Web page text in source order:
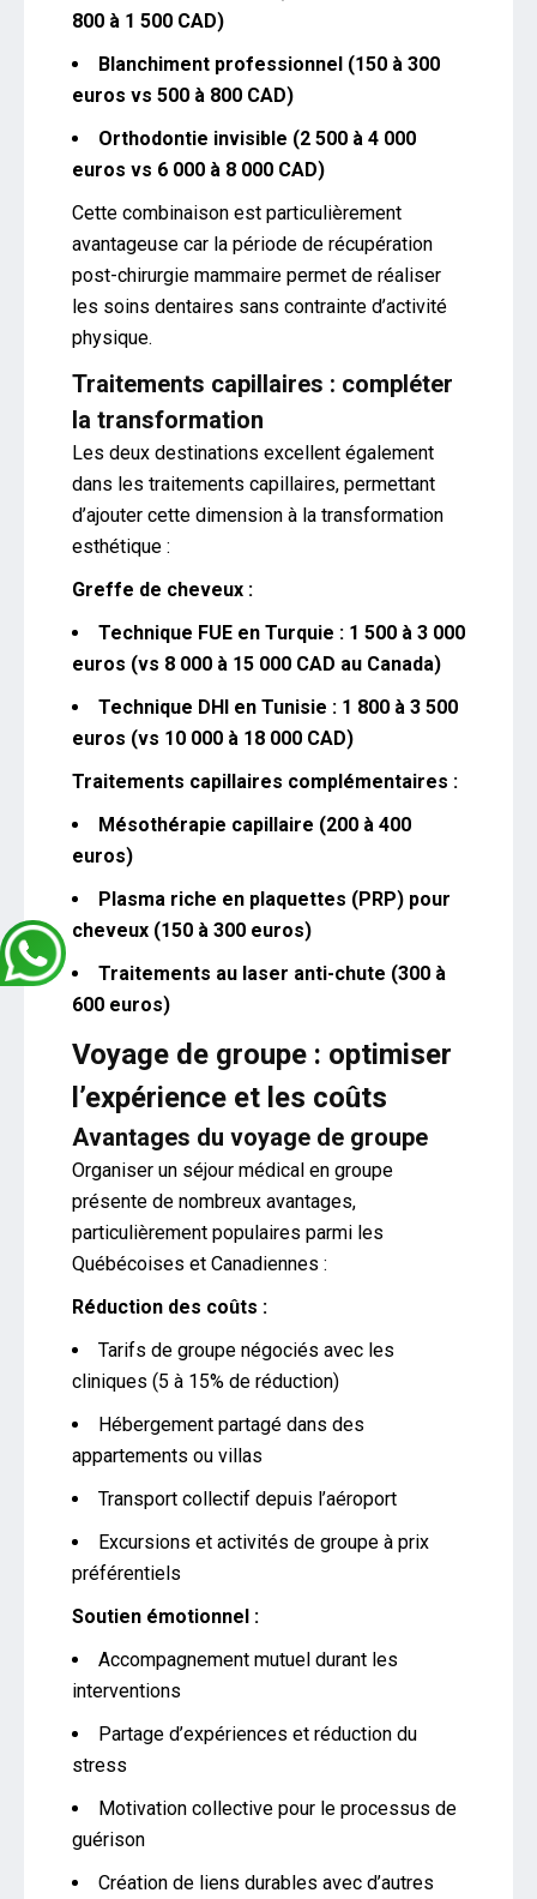
800 à 1 500 CAD)
Blanchiment professionnel (150 à 300
euros vs 500 à 800 CAD)
Orthodontie invisible (2 500 à 4 000
euros vs 6 000 à 8 000 CAD)
Cette combinaison est particulièrement
avantageuse car la période de récupération
post-chirurgie mammaire permet de réaliser
les soins dentaires sans contrainte d’activité
physique.
Traitements capillaires : compléter
la transformation
Les deux destinations excellent également
dans les traitements capillaires, permettant
d’ajouter cette dimension à la transformation
esthétique :
Greffe de cheveux :
Technique FUE en Turquie : 1 500 à 3 000
euros (vs 8 000 à 15 000 CAD au Canada)
Technique DHI en Tunisie : 1 800 à 3 500
euros (vs 10 000 à 18 000 CAD)
Traitements capillaires complémentaires :
Mésothérapie capillaire (200 à 400
euros)
Plasma riche en plaquettes (PRP) pour
cheveux (150 à 300 euros)
Traitements au laser anti-chute (300 à
600 euros)
Voyage de groupe : optimiser
l’expérience et les coûts
Avantages du voyage de groupe
Organiser un séjour médical en groupe
présente de nombreux avantages,
particulièrement populaires parmi les
Québécoises et Canadiennes :
Réduction des coûts :
Tarifs de groupe négociés avec les
cliniques (5 à 15% de réduction)
Hébergement partagé dans des
appartements ou villas
Transport collectif depuis l’aéroport
Excursions et activités de groupe à prix
préférentiels
Soutien émotionnel :
Accompagnement mutuel durant les
interventions
Partage d’expériences et réduction du
stress
Motivation collective pour le processus de
guérison
Création de liens durables avec d’autres